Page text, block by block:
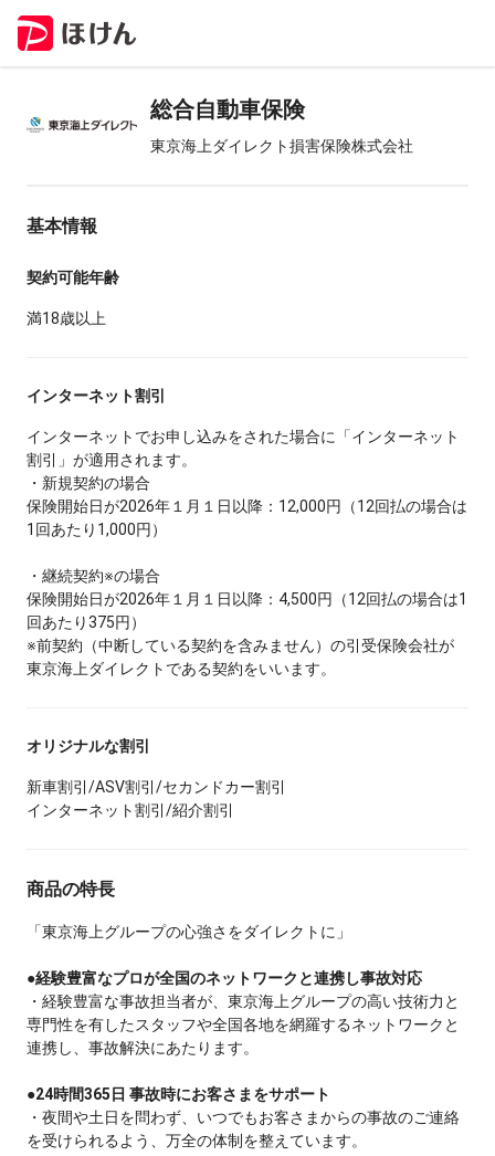
総合自動車保険
東京海上ダイレクト損害保険株式会社
基本情報
契約可能年齢
満18歳以上
インターネット割引
インターネットでお申し込みをされた場合に「インターネット
割引」が適用されます。
・新規契約の場合
保険開始日が2026年１月１日以降：12,000円（12回払の場合は
1回あたり1,000円）
・継続契約※の場合
保険開始日が2026年１月１日以降：4,500円（12回払の場合は1
回あたり375円）
※前契約（中断している契約を含みません）の引受保険会社が
東京海上ダイレクトである契約をいいます。
オリジナルな割引
新車割引/ASV割引/セカンドカー割引
インターネット割引/紹介割引
商品の特長
「東京海上グループの心強さをダイレクトに」
●経験豊富なプロが全国のネットワークと連携し事故対応
・経験豊富な事故担当者が、東京海上グループの高い技術力と
専門性を有したスタッフや全国各地を網羅するネットワークと
連携し、事故解決にあたります。
●24時間365日 事故時にお客さまをサポート
・夜間や土日を問わず、いつでもお客さまからの事故のご連絡
を受けられるよう、万全の体制を整えています。